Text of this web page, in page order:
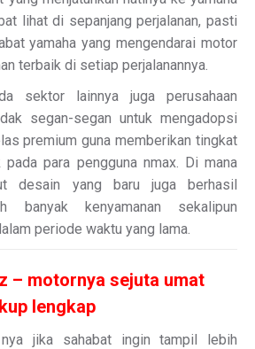
lihat di sepanjang perjalanan, pasti
yamaha yang mengendarai motor
terbaik di setiap perjalanannya.
sektor lainnya juga perusahaan
segan-segan untuk mengadopsi
premium guna memberikan tingkat
pada para pengguna nmax. Di mana
desain yang baru juga berhasil
banyak kenyamanan sekalipun
periode waktu yang lama.
– motornya sejuta umat
lengkap
jika sahabat ingin tampil lebih